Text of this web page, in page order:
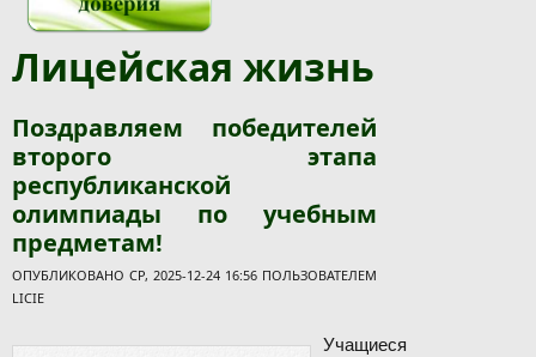
Лицейская жизнь
Поздравляем победителей
второго этапа
республиканской
олимпиады по учебным
предметам!
ОПУБЛИКОВАНО СР, 2025-12-24 16:56 ПОЛЬЗОВАТЕЛЕМ
LICIE
Учащиеся